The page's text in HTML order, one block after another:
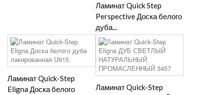
Ламинат Quick Step
Perspective Доска белого
дуба...
Ламинат Quick-Step
Eligna Доска белого
Ламинат Quick-Step